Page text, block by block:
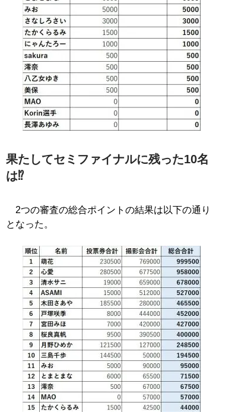
果たしてセミファイナルに残った10名
は⁉
2つの審査の総合ポイントの結果は以下の通り
となった。